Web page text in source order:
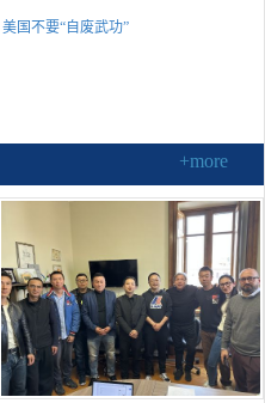
国不要“自废武功”
+more